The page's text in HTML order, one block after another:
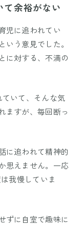
て余裕がない
児に追われてい
う意見でした。
に対する、不満の
ていて、そんな気
ますが、毎回断っ
に追われて精神的
思えません。一応
我慢していま
ずに自室で趣味に